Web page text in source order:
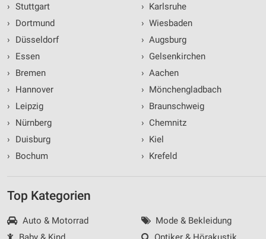
› Stuttgart
›
Dortmund
›
Düsseldorf
›
Essen
›
Bremen
›
Hannover
›
Leipzig
›
Nürnberg
›
Duisburg
›
Bochum
› Karlsruhe
› Wiesbaden
› Augsburg
› Gelsenkirchen
› Aachen
› Mönchengladbach
› Braunschweig
› Chemnitz
› Kiel
› Krefeld
Top Kategorien
Auto & Motorrad
Mode & Bekleidung